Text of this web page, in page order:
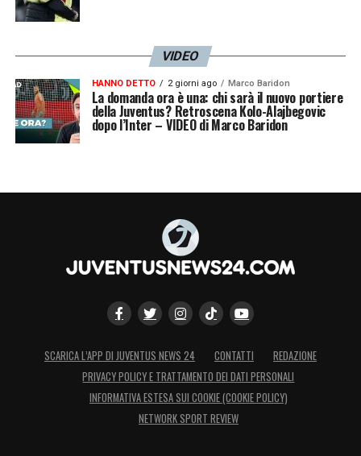
VIDEO
HANNO DETTO 2 giorni ago Marco Baridon
La domanda ora è una: chi sarà il nuovo portiere
della Juventus? Retroscena Kolo-Alajbegovic
dopo l’Inter – VIDEO di Marco Baridon
SCARICA L’APP DI JUVENTUS NEWS 24 CONTATTI
REDAZIONE
PRIVACY POLICY E TRATTAMENTO DEI DATI PERSONALI
INFORMATIVA ESTESA SUI COOKIE (COOKIE POLICY)
NETWORK SPORT REVIEW